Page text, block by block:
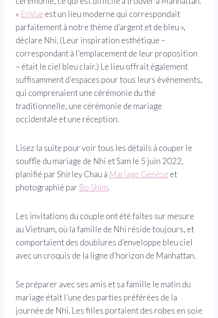
« EnVue est un lieu moderne qui correspondait
parfaitement à notre thème d’argent et de bleu »,
déclare Nhi. (Leur inspiration esthétique –
correspondant à l’emplacement de leur proposition
– était le ciel bleu clair.) Le lieu offrait également
suffisamment d’espaces pour tous leurs événements,
qui comprenaient une cérémonie du thé
traditionnelle, une cérémonie de mariage
occidentale et une réception.
Lisez la suite pour voir tous les détails à couper le
souffle du mariage de Nhi et Sam le 5 juin 2022,
planifié par Shirley Chau à Mariage Genèse et
photographié par Bo Shim.
Les invitations du couple ont été faites sur mesure
au Vietnam, où la famille de Nhi réside toujours, et
comportaient des doublures d’enveloppe bleu ciel
avec un croquis de la ligne d’horizon de Manhattan.
Se préparer avec ses amis et sa famille le matin du
mariage était l’une des parties préférées de la
journée de Nhi. Les filles portaient des robes en soie